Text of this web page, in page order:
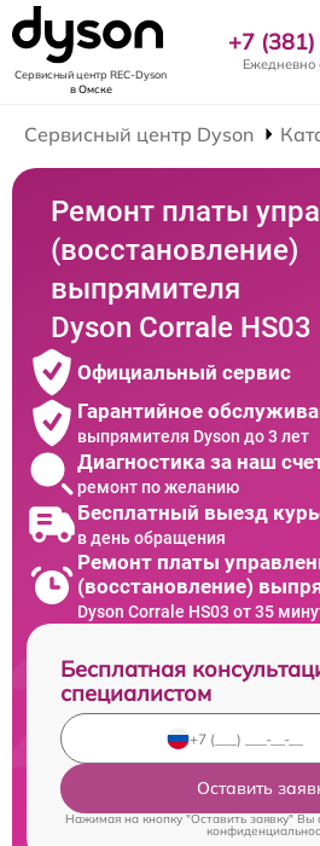
Сервисный центр REC-Dyson
в Омске
+7
Ежедневно
Сервисный центр Dyson
Ремонт платы
(восстановление)
выпрямителя
Dyson Corrale HS03
Официальный сервис
Гарантийное
выпрямителя Dyson до 3 лет
Диагностика за наш
ремонт по желанию
Бесплатный выезд
в день обращения
Ремонт платы
(восстановление)
Dyson Corrale HS03 от 35
Бесплатная
специалистом
Оставить
Нажимая на кнопку "Оставить заявку" Вы